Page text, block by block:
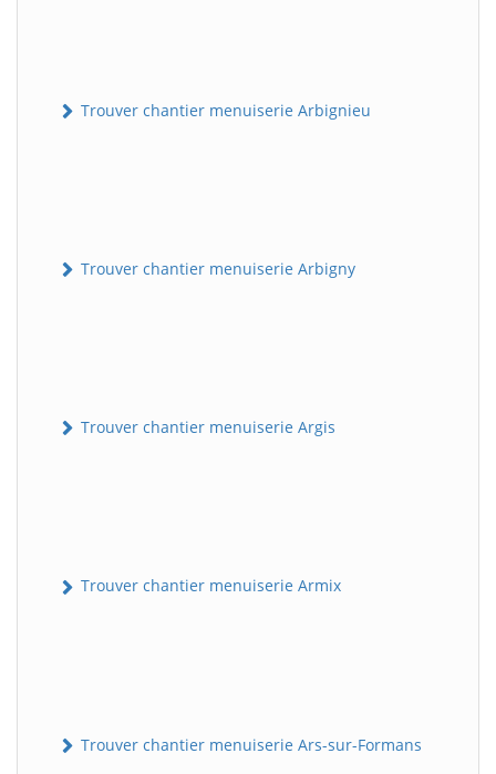
Trouver chantier menuiserie Arbignieu
Trouver chantier menuiserie Arbigny
Trouver chantier menuiserie Argis
Trouver chantier menuiserie Armix
Trouver chantier menuiserie Ars-sur-Formans